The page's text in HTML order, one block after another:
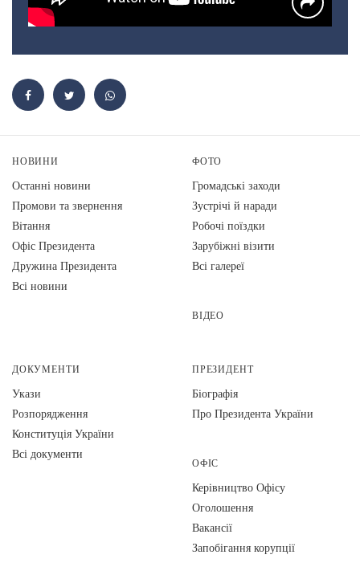
НОВИНИ
Останні новини
Промови та звернення
Вiтання
Офіс Президента
Дружина Президента
Всі новини
ФОТО
Громадські заходи
Зустрічі й наради
Робочі поїздки
Зарубіжні візити
Всі галереї
ВІДЕО
ДОКУМЕНТИ
Укази
Розпорядження
Конституція України
Всі документи
ПРЕЗИДЕНТ
Біографія
Про Президента України
ОФІС
Керівництво Офісу
Оголошення
Вакансії
Запобігання корупції